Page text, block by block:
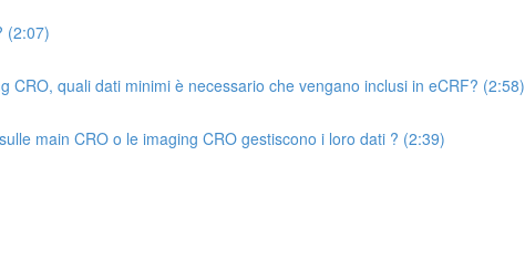
(2:07)
quali dati minimi è necessario che vengano inclusi in eCRF? (2:58)
main CRO o le imaging CRO gestiscono i loro dati ? (2:39)